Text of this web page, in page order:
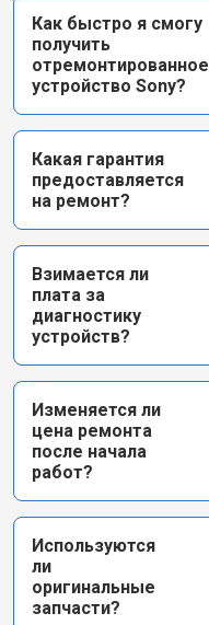
Как быстро я смогу
получить
отремонтированное
устройство Sony?
Какая гарантия
предоставляется
на ремонт?
Взимается ли
плата за
диагностику
устройств?
Изменяется ли
цена ремонта
после начала
работ?
Используются
ли
оригинальные
запчасти?